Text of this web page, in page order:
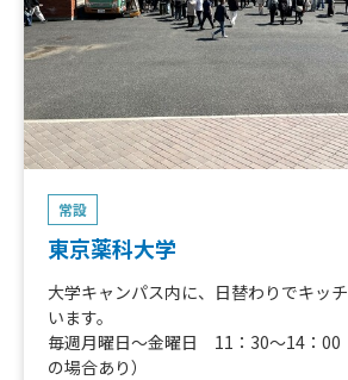
常設
東京薬科大学
大学キャンパス内に、日替わりでキッ
います。
毎週月曜日～金曜日 11：30～14：00
の場合あり）